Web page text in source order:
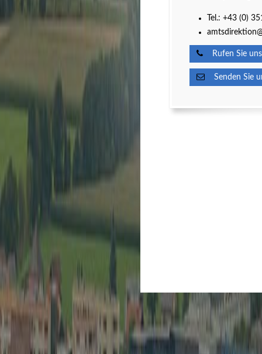
Tel.: +43 (0)
Rufen Sie
Senden Sie